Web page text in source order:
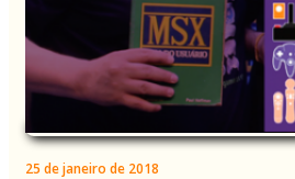
25 de janeiro de 2018